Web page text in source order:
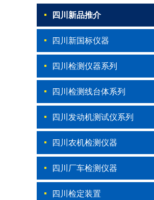
四川新品推介
四川新国标仪器
四川检测仪器系列
四川检测线台体系列
四川发动机测试仪系列
四川农机检测仪器
四川厂车检测仪器
四川检定装置